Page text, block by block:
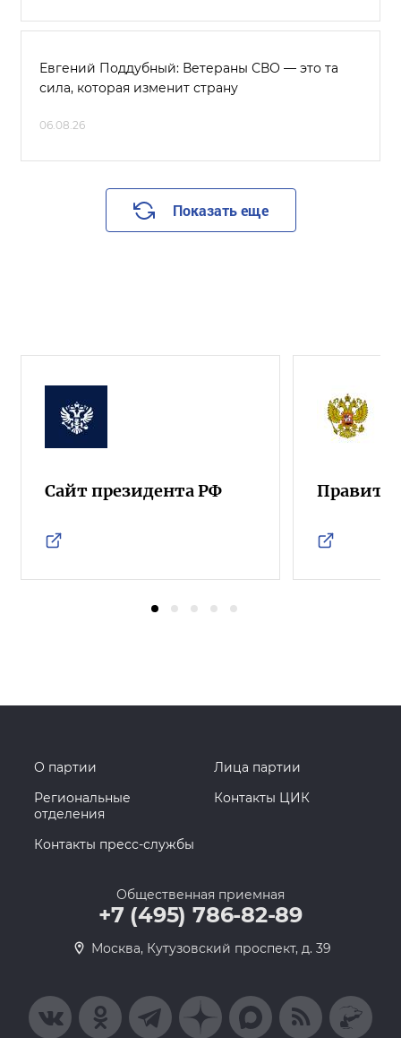
Евгений Поддубный: Ветераны СВО — это та
сила, которая изменит страну
06.08.26
Показать еще
Сайт президента РФ
О партии
Лица партии
Региональные
отделения
Контакты ЦИК
Контакты пресс-службы
Общественная приемная
+7 (495) 786-82-89
Москва, Кутузовский проспект, д. 39